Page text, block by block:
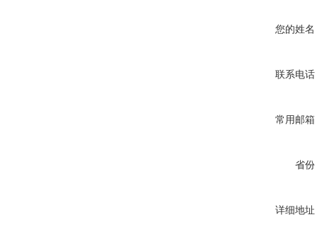
您的姓名
联系电话
常用邮箱
省份
详细地址